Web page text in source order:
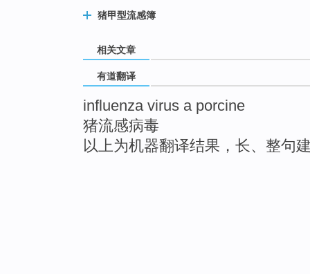
猪甲型流感簿
相关文章
有道翻译
influenza virus a porcine
猪流感病毒
以上为机器翻译结果，长、整句